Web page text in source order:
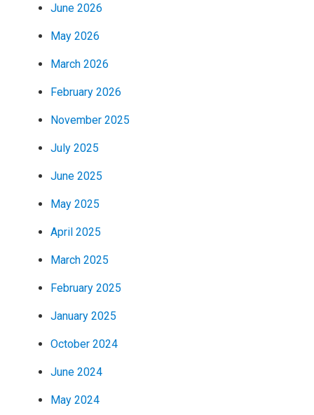
June 2026
May 2026
March 2026
February 2026
November 2025
July 2025
June 2025
May 2025
April 2025
March 2025
February 2025
January 2025
October 2024
June 2024
May 2024